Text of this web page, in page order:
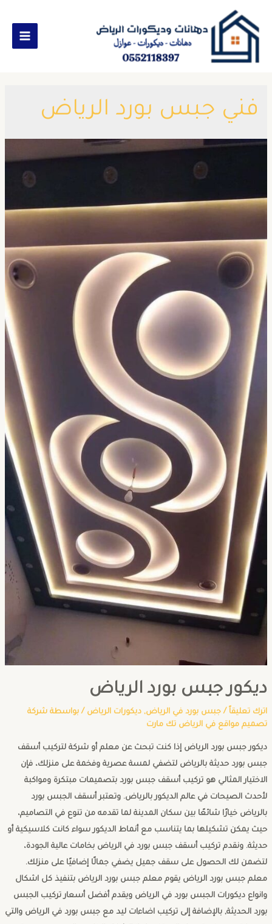
فني جبس بورد الرياض
ديكور جبس بورد الرياض
اترك تعليقاً / جبس بورد في الرياض, ديكورات الرياض / بواسطة شركة
تصميم مواقع في الرياض تك مارت
ديكور جبس بورد الرياض إذا كنت تبحث عن معلم أو شركة لتركيب أسقف
جبس بورد حديثة بالرياض لتضفي لمسة عصرية وفخمة على منزلك، فإن
الاختيار المثالي هو تركيب أسقف جبس بورد بتصميمات مبتكرة ومواكبة
لأحدث الصيحات في عالم الديكور بالرياض. وتعتبر أسقف الجبس بورد
بالرياض خيارًا شائعًا بين سكان المدينة لما تقدمه من تنوع في التصاميم،
حيث يمكن تشكيلها بما يتناسب مع أنماط الديكور سواء كانت كلاسيكية أو
حديثة. ونقدم تركيب أسقف جبس بورد في الرياض بخامات عالية الجودة،
لتضمن لك الحصول على سقف جميل يضفي جمالًا إضافيًا على منزلك.
معلم جبس بورد الرياض يقوم معلم جبس بورد الرياض بتنفيذ كل اشكال
وانواع ديكورات الجبس بورد في الرياض ويقدم أفضل أسعار تركيب الجبس
بورد الحديثة, بالإضافة إلى تركيب اضاءات ليد مع جبس بورد في الرياض والتي